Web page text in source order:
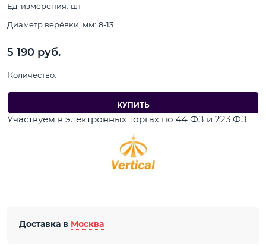
Ед. измерения: шт
Диаметр верёвки, мм: 8-13
5 190 руб.
Количество:
КУПИТЬ
Участвуем в электронных торгах по 44 ФЗ и 223 ФЗ
Доставка в Москва